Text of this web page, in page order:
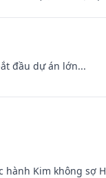
đầu dự án lớn...
hành Kim không sợ